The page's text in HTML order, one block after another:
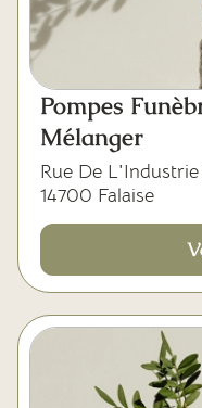
Pompes
Mélanger
Rue De
14700 Falaise